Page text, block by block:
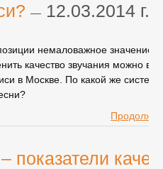
— 12.03.2014 г.
немаловажное значение
качество звучания можно в
в Москве. По какой же системе
показатели